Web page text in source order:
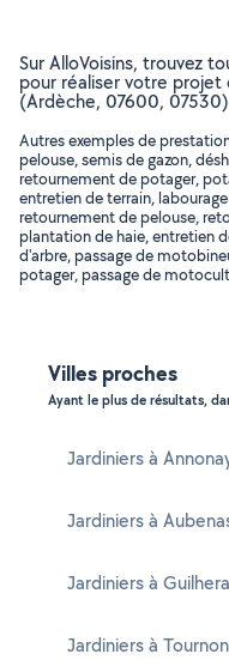
Sur AlloVoisins, trouvez
pour réaliser votre projet
(Ardèche, 07600, 07530)
Autres exemples de
pelouse, semis de gazon,
retournement de potager,
entretien de terrain,
retournement de pelouse,
plantation de haie, entretien
d'arbre, passage de
potager, passage de
Villes proches
Ayant le plus de résultats,
Jardiniers à
Jardiniers à
Jardiniers à
Jardiniers à